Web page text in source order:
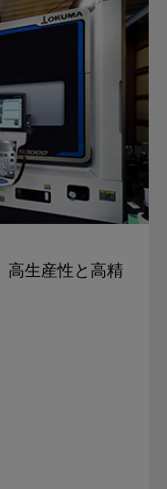
高生産性と高精